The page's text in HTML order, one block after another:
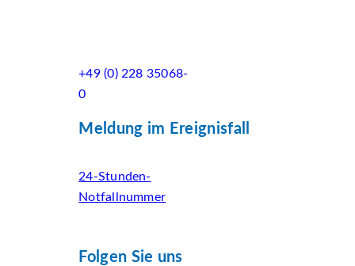
+49 (0) 228 35068-
0
Meldung im Ereignisfall
24-Stunden-
Notfallnummer
Folgen Sie uns